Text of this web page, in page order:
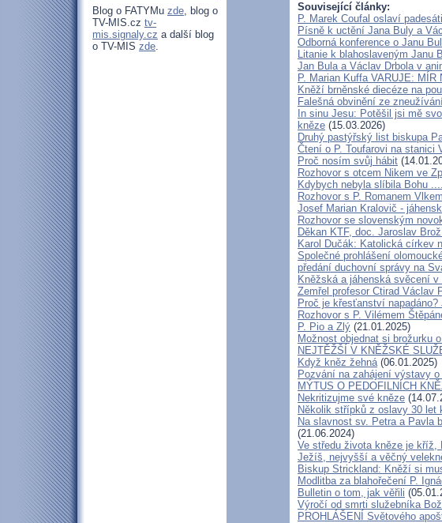
Blog o FATYMu zde, blog o
TV-MIS.cz tv-
mis.signaly.cz a další blog
o TV-MIS zde.
Související články:
P. Marek Coufal oslaví
Písně k uctění Jana Buly a
Odborná konference o Janu
Litanie k blahoslaveným Janu
Jan Bula a Václav Drbola v
P. Marian Kuffa VARUJE:
Kněží brněnské diecéze na
Falešná obvinění ze
In sinu Jesu: Potěšil jsi mě
kněze (15.03.2026)
Druhý pastýřský list biskupa
Čtení o P. Toufarovi na stanici
Proč nosím svůj hábit
Rozhovor s otcem Nikem ve
Kdybych nebyla slíbila Bohu
Rozhovor s P. Romanem Vlkem
Josef Marian Kralovič -
Rozhovor se slovenským
Děkan KTF, doc. Jaroslav
Karol Dučák: Katolická církev
Společné prohlášení
předání duchovní správy na
Kněžská a jáhenská svěcení
Zemřel profesor Ctirad Václav
Proč je křesťanství
Rozhovor s P. Vilémem
P. Pio a Zlý (21.01.2025)
Možnost objednat si brožurku
NEJTĚŽŠÍ V KNĚŽSKÉ
Když kněz žehná(06.01.2025)
Pozvání na zahájení výstavy
MÝTUS O PEDOFILNÍCH
Nekritizujme své kněze
Několik střípků z oslavy 30 let
Na slavnost sv. Petra a Pavla
(21.06.2024)
Ve středu života kněze je kříž,
Ježíš, nejvyšší a věčný
Biskup Strickland: Kněží si
Modlitba za blahořečení P.
Bulletin o tom, jak věřili
Výročí od smrti služebníka
PROHLÁŠENÍ Světového